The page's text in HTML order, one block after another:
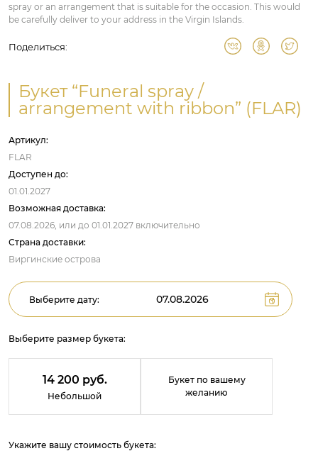
spray or an arrangement that is suitable for the occasion. This would
be carefully deliver to your address in the Virgin Islands.
Поделиться:
Букет “Funeral spray /
arrangement with ribbon” (FLAR)
Артикул:
FLAR
Доступен до:
01.01.2027
Возможная доставка:
07.08.2026, или до 01.01.2027 включительно
Страна доставки:
Виргинские острова
Выберите дату:
Выберите размер букета:
14 200 руб.
Небольшой
Букет по вашему
желанию
Укажите вашу стоимость букета: